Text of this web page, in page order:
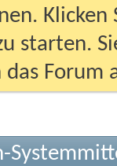
starten.
das